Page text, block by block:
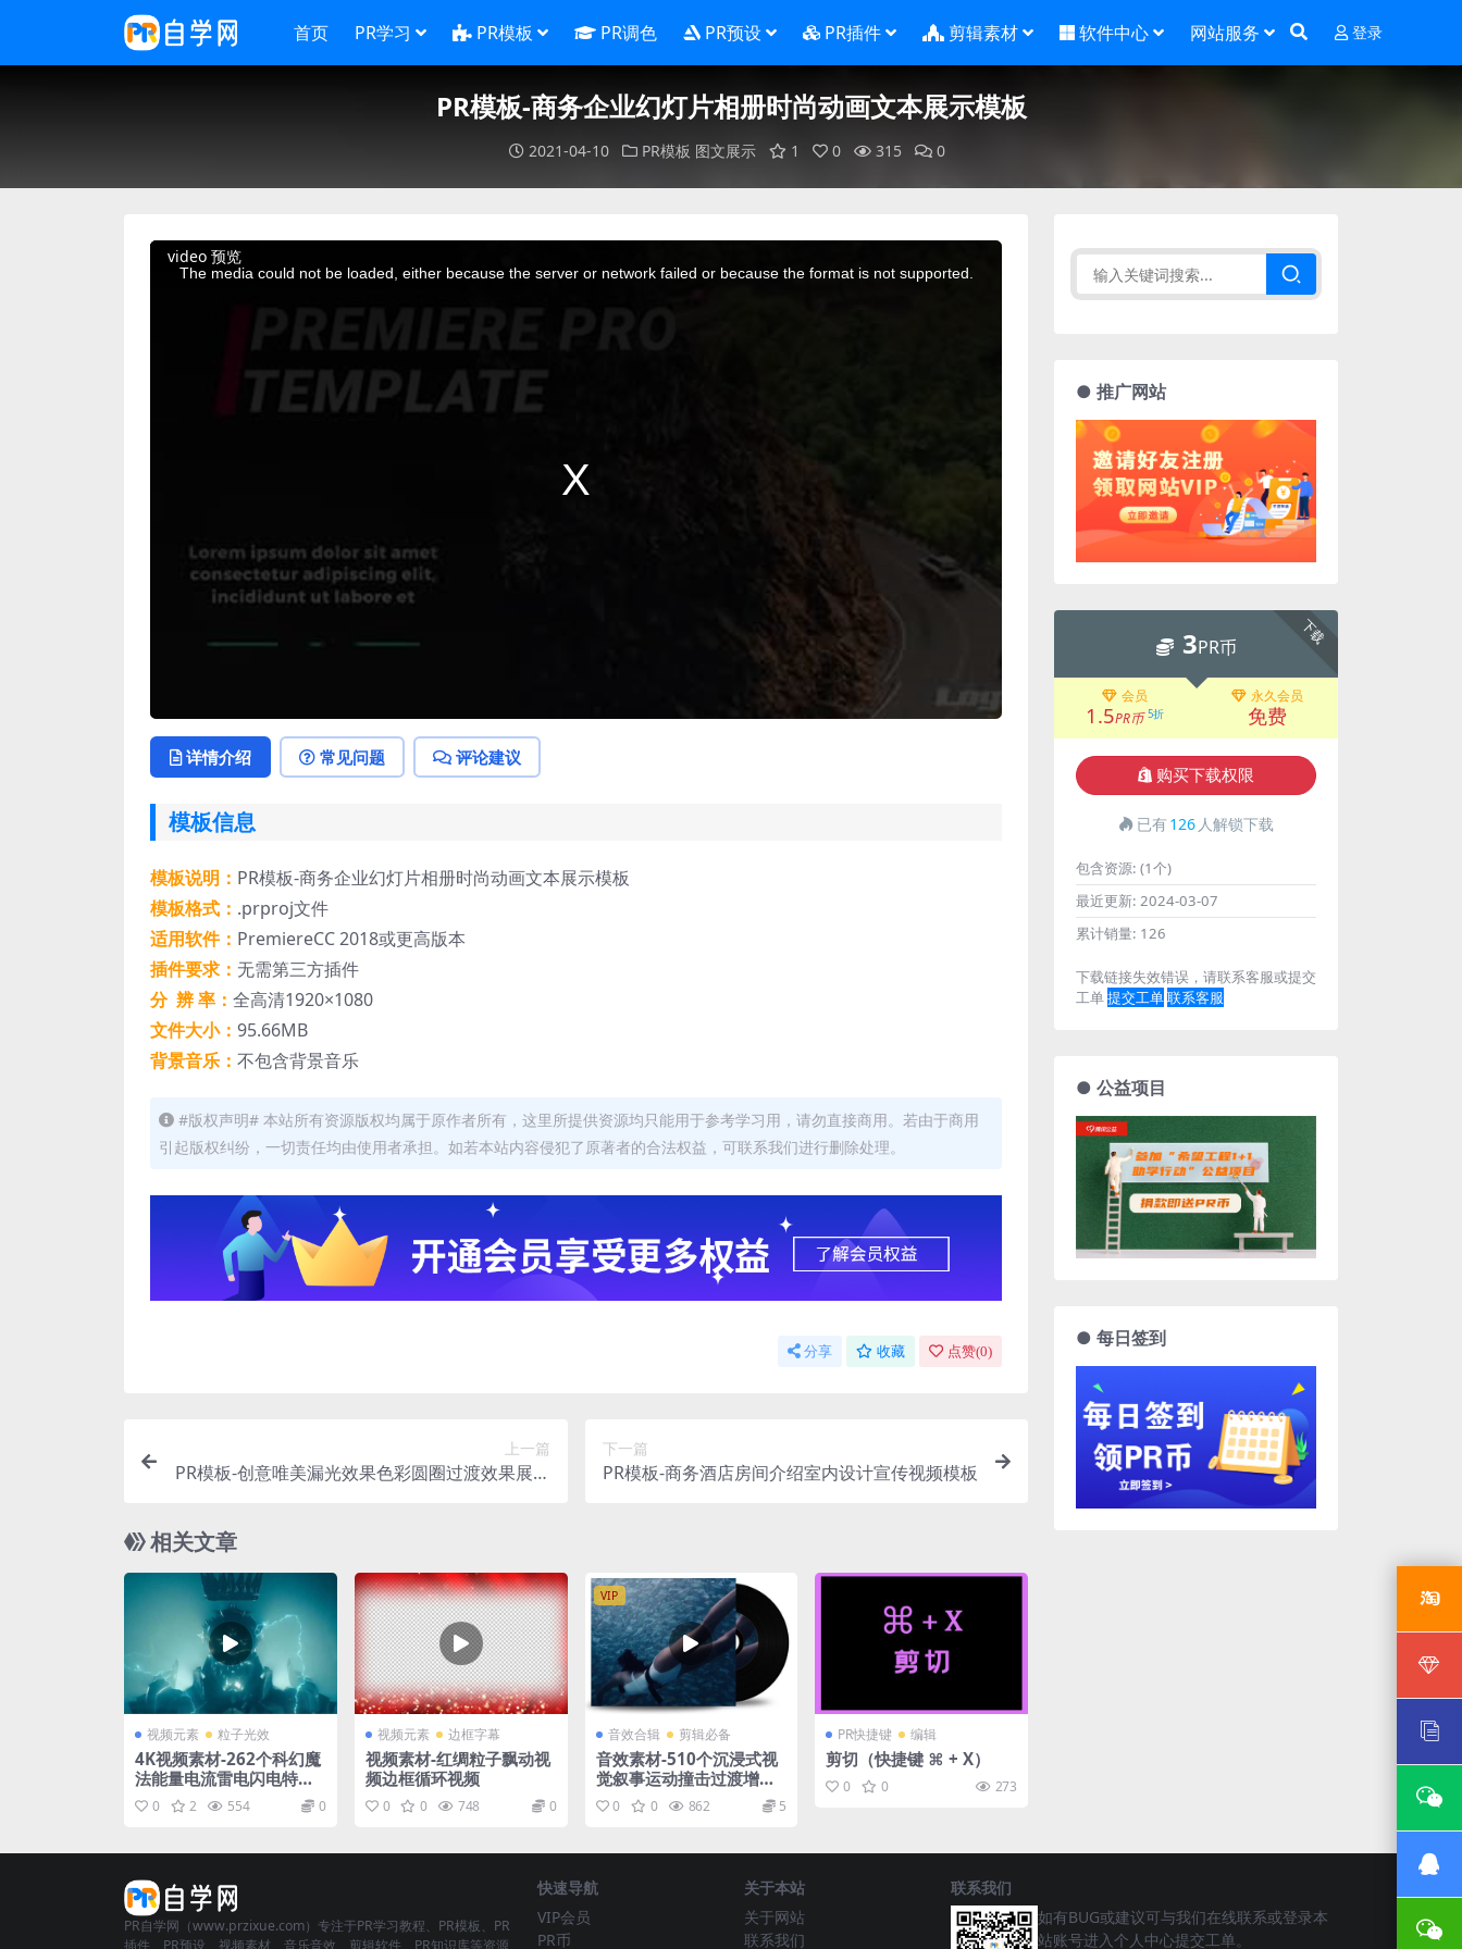
首页 PR学习 PR模板 PR调色 PR预设 PR插件 剪辑素材 软件中心 网站服务 登录
PR模板-商务企业幻灯片相册时尚动画文本展示模板
2021-04-10 PR模板 图文展示 1 0 315 0
video 预览
This
The media could not be loaded, either because the server or network failed or because the format is not supported.
详情介绍 常见问题 评论建议
模板信息
模板说明： PR模板-商务企业幻灯片相册时尚动画文本展示模板
模板格式： .prproj文件
适用软件： PremiereCC 2018或更高版本
插件要求： 无需第三方插件
分 辨 率： 全高清1920×1080
文件大小： 95.66MB
背景音乐： 不包含背景音乐
#版权声明# 本站所有资源版权均属于原作者所有，这里所提供资源均只能用于参考学习用，请勿直接商用。若由于商用
引起版权纠纷，一切责任均由使用者承担。如若本站内容侵犯了原著者的合法权益，可联系我们进行删除处理。
分享 收藏 点赞(0)
上一篇
PR模板-创意唯美漏光效果色彩圆圈过渡效果展示
下一篇
PR模板-商务酒店房间介绍室内设计宣传视频模板
相关文章
视频元素 粒子光效
4K视频素材-262个科幻魔
法能量电流雷电闪电特效
合成动画 Electric Pack
0 2 554 0
视频元素 边框字幕
视频素材-红绸粒子飘动视
频边框循环视频
0 0 748 0
VIP
音效合辑 剪辑必备
音效素材-510个沉浸式视
觉叙事运动撞击过渡增强
环境氛围音效
0 0 862 5
PR快捷键 编辑
剪切（快捷键 ⌘ + X）
0 0 273
● 推广网站
下载
3PR币
会员
1.5PR币 5折
永久会员
免费
购买下载权限
已有126 人解锁下载
包含资源: (1个)
最近更新: 2024-03-07
累计销量: 126
下载链接失效错误，请联系客服或提交
工单提交工单联系客服
● 公益项目
● 每日签到
PR自学网（www.przixue.com）专注于PR学习教程、PR模板、PR
快速导航
VIP会员
PR币
关于本站
关于网站
联系我们
联系我们
如有BUG或建议可与我们在线联系或登录本
站账号进入个人中心提交工单。